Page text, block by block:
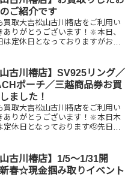
さい！💫皆...
ご紹介です
買取大吉松山古川椿店をご利用い
ありがとうございます！🔆本日、
は定休日となっておりますがお買
で眠っているお品物はございませ
そのお品物...
山古川椿店】SV925リング／
ポーチ／三越商品券お買
ました！
買取大吉松山古川椿店をご利用い
ありがとうございます！🔆本日木
定休日となっております🫡先日お
ているお品物はございませんか？
品物ぜひ...
山古川椿店】1/5～1/31開
春☆現金掴み取りイベント